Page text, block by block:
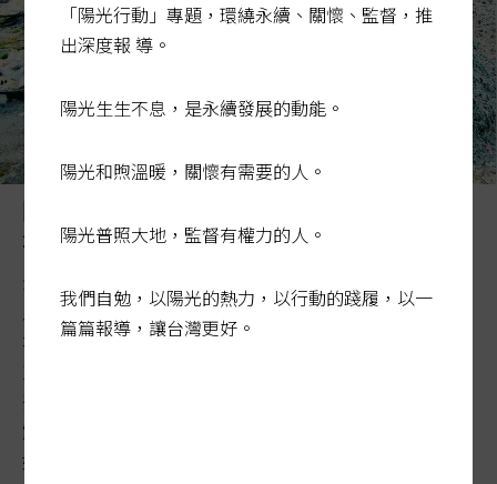
圾山
全台垃圾去化卡關，環境部統計，二○二三年底全台堆出
八十四萬噸一般廢棄物，分散在全國五十三處掩埋場，垃
圾露天堆高如小山，不僅惡臭隨風逸散，更多次發生火
妥善處理，統計至四月中旬，全台仍有五十一點七萬噸裸
露垃圾，環境部坦言受風災與非洲豬瘟影響，處理進度不
如預期。...
「陽光行動」專題，環繞永續、關懷、監督，推
出深度報 導。
陽光生生不息，是永續發展的動能。
陽光和煦溫暖，關懷有需要的人。
陽光普照大地，監督有權力的人。
我們自勉，以陽光的熱力，以行動的踐履，以一
篇篇報導，讓台灣更好。